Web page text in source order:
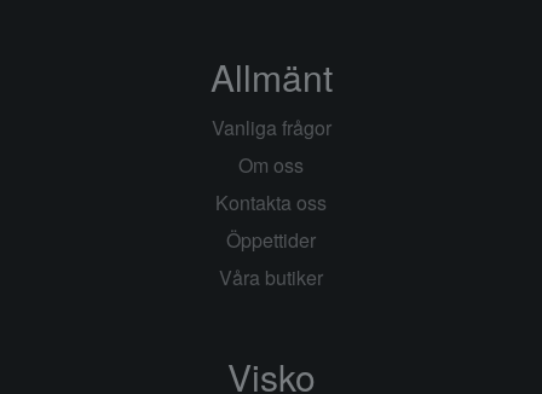
Allmänt
Vanliga frågor
Om oss
Kontakta oss
Öppettider
Våra butiker
Visko